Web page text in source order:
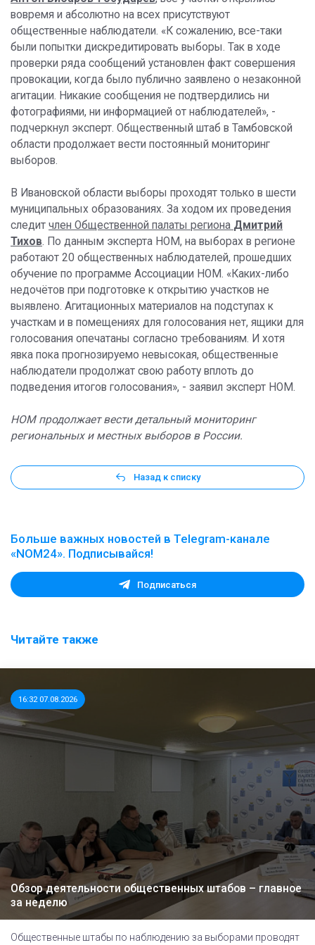
вовремя и абсолютно на всех присутствуют
общественные наблюдатели. «К сожалению, все-таки
были попытки дискредитировать выборы. Так в ходе
проверки ряда сообщений установлен факт совершения
провокации, когда было публично заявлено о незаконной
агитации. Никакие сообщения не подтвердились ни
фотографиями, ни информацией от наблюдателей», -
подчеркнул эксперт. Общественный штаб в Тамбовской
области продолжает вести постоянный мониторинг
выборов.
В Ивановской области выборы проходят только в шести
муниципальных образованиях. За ходом их проведения
следит член Общественной палаты региона Дмитрий
Тихов. По данным эксперта НОМ, на выборах в регионе
работают 20 общественных наблюдателей, прошедших
обучение по программе Ассоциации НОМ. «Каких-либо
недочётов при подготовке к открытию участков не
выявлено. Агитационных материалов на подступах к
участкам и в помещениях для голосования нет, ящики для
голосования опечатаны согласно требованиям. И хотя
явка пока прогнозируемо невысокая, общественные
наблюдатели продолжат свою работу вплоть до
подведения итогов голосования», - заявил эксперт НОМ.
НОМ продолжает вести детальный мониторинг
региональных и местных выборов в России.
Назад к списку
Больше важных новостей в Telegram-канале
«NOM24». Подписывайся!
Подписаться
Читайте также
16:32 07.08.2026
Обзор деятельности общественных штабов – главное
за неделю
Общественные штабы по наблюдению за выборами проводят